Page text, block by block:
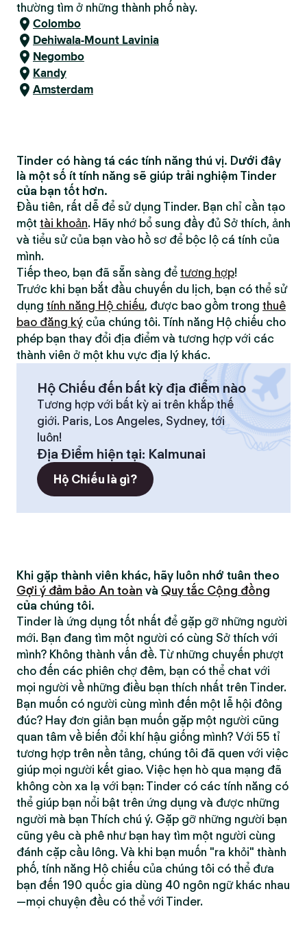
thường tìm ở những thành phố này.
Colombo
Dehiwala-Mount Lavinia
Negombo
Kandy
Amsterdam
Tinder có hàng tá các tính năng thú vị. Dưới đây
là một số ít tính năng sẽ giúp trải nghiệm Tinder
của bạn tốt hơn.
Đầu tiên, rất dễ để sử dụng Tinder. Bạn chỉ cần tạo
một tài khoản. Hãy nhớ bổ sung đầy đủ Sở thích, ảnh
và tiểu sử của bạn vào hồ sơ để bộc lộ cá tính của
mình.
Tiếp theo, bạn đã sẵn sàng để tương hợp!
Trước khi bạn bắt đầu chuyến du lịch, bạn có thể sử
dụng tính năng Hộ chiếu, được bao gồm trong thuê
bao đăng ký của chúng tôi. Tính năng Hộ chiếu cho
phép bạn thay đổi địa điểm và tương hợp với các
thành viên ở một khu vực địa lý khác.
Hộ Chiếu đến bất kỳ địa điểm nào
Tương hợp với bất kỳ ai trên khắp thế
giới. Paris, Los Angeles, Sydney, tới
luôn!
Địa Điểm hiện tại: Kalmunai
Hộ Chiếu là gì?
Khi gặp thành viên khác, hãy luôn nhớ tuân theo
Gợi ý đảm bảo An toàn và Quy tắc Cộng đồng
của chúng tôi.
Tinder là ứng dụng tốt nhất để gặp gỡ những người
mới. Bạn đang tìm một người có cùng Sở thích với
mình? Không thành vấn đề. Từ những chuyến phượt
cho đến các phiên chợ đêm, bạn có thể chat với
mọi người về những điều bạn thích nhất trên Tinder.
Bạn muốn có người cùng mình đến một lễ hội đông
đúc? Hay đơn giản bạn muốn gặp một người cũng
quan tâm về biến đổi khí hậu giống mình? Với 55 tỉ
tương hợp trên nền tảng, chúng tôi đã quen với việc
giúp mọi người kết giao. Việc hẹn hò qua mạng đã
không còn xa lạ với bạn: Tinder có các tính năng có
thể giúp bạn nổi bật trên ứng dụng và được những
người mà bạn Thích chú ý. Gặp gỡ những người bạn
cũng yêu cà phê như bạn hay tìm một người cùng
đánh cặp cầu lông. Và khi bạn muốn "ra khỏi" thành
phố, tính năng Hộ chiếu của chúng tôi có thể đưa
bạn đến 190 quốc gia dùng 40 ngôn ngữ khác nhau
—mọi chuyện đều có thể với Tinder.